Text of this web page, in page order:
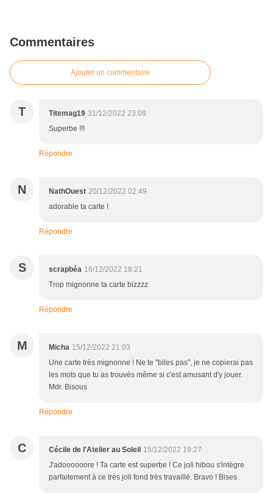
Commentaires
Ajouter un commentaire
T Titemag19 31/12/2022 23:09
Superbe !!!
Répondre
N NathOuest 20/12/2022 02:49
adorable ta carte !
Répondre
S scrapbéa 16/12/2022 18:21
Trop mignonne ta carte bizzzz
Répondre
M Micha 15/12/2022 21:03
Une carte très mignonne ! Ne te "biles pas", je ne copierai pas
les mots que tu as trouvés même si c'est amusant d'y jouer.
Mdr. Bisous
Répondre
C Cécile de l'Atelier au Soleil 15/12/2022 19:27
J'adoooooore ! Ta carte est superbe ! Ce joli hibou s'intègre
parfaitement à ce très joli fond très travaillé. Bravo ! Bises